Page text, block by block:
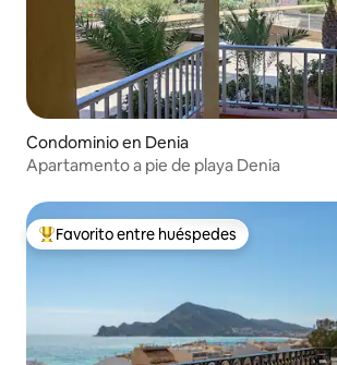
Condominio en Denia
Apartamento a pie de playa Denia
De los mejores en Favorito entre huéspedes
Favorito entre huéspedes